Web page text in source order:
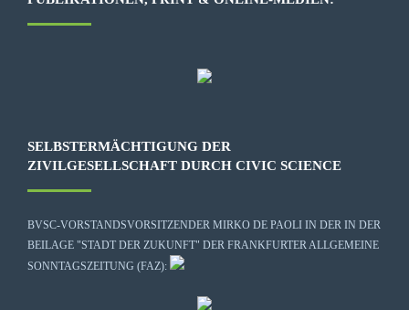
SELBSTERMÄCHTIGUNG DER
ZIVILGESELLSCHAFT DURCH CIVIC SCIENCE
BVSC-VORSTANDSVORSITZENDER MIRKO DE PAOLI IN DER IN DER
BEILAGE "STADT DER ZUKUNFT" DER FRANKFURTER ALLGEMEINE
SONNTAGSZEITUNG (FAZ):